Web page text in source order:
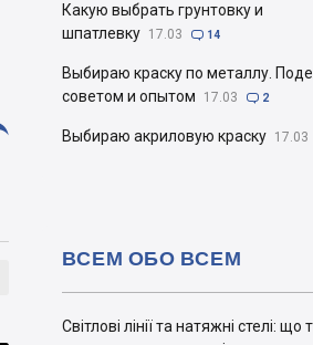
Какую выбрать грунтовку и
шпатлевку 17.03  14
Выбираю краску по металлу.
советом и опытом
17.03  2
Выбираю акриловую краску 17.03
Світлові лінії та натяжні стелі: що
ВСЕМ ОБО ВСЕМ